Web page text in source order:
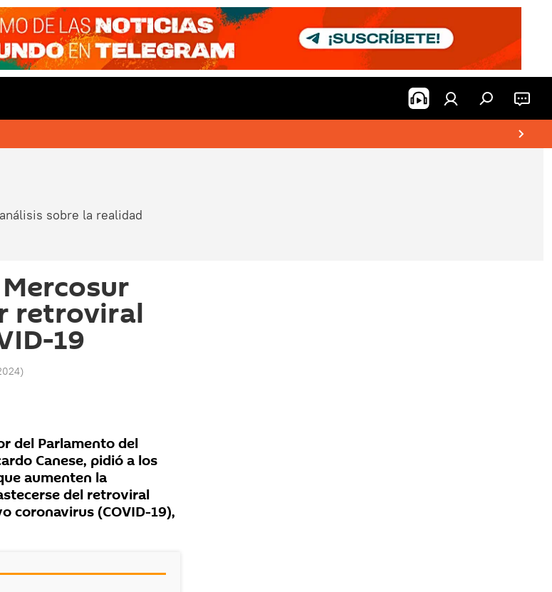
sobre la realidad
retroviral
19
)
del Parlamento del
Canese, pidió a los
aumenten la
del retroviral
coronavirus (COVID-19),